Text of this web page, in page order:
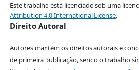
Este trabalho está licenciado sob uma
Attribution 4.0 International License.
Direito Autoral
Autores mantém os direitos autorais e
de primeira publicação, sendo o trabalho